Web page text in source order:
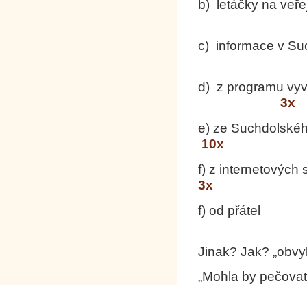
b) letáčky na
c) informace v
d) z programu
3x
e) ze
10x
f) z
3x
f) od přátel
Jinak? Jak?
„Mohla by